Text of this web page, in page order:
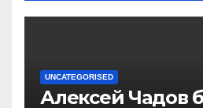
UNCATEGORISED
Алексей Чадов